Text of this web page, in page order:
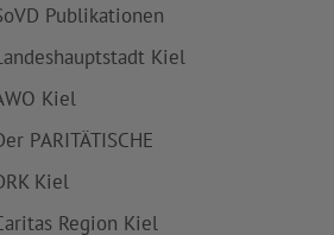
Publikationen
Kiel
Kiel
PARITÄTISCHE
Kiel
Region Kiel